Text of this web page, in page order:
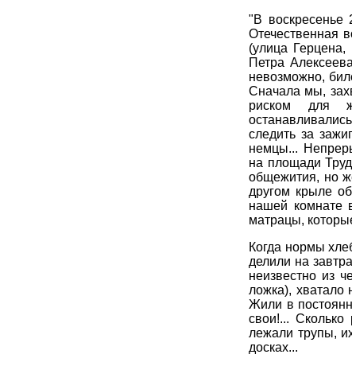
"В воскресенье
Отечественная
(улица
Петра
невозможно,
Сначала мы,
риском для
следить за
немцы...
на площади
общежития, но
другом крыле
нашей комнате
матрацы,
Когда нормы
делили на
неизвестно из
ложка), хватало
Жили в
свои!...
лежали трупы,
досках...